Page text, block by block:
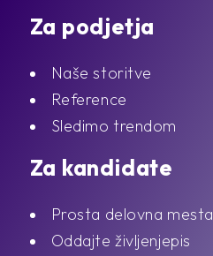
Za podjetja
Naše storitve
Reference
Sledimo trendom
Za kandidate
Prosta delovna mesta
Oddajte življenjepis